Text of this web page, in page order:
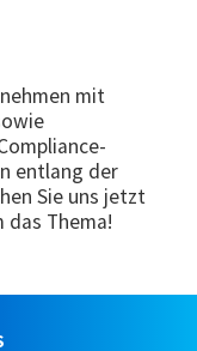
mit
entlang der
Sie uns jetzt
das Thema!